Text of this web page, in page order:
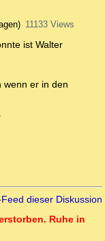
11133 Views
ist Walter
wenn er in den
Feed dieser Diskussion
Ruhe in